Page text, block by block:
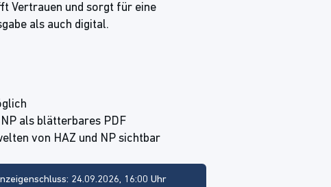
Vertrauen und sorgt für eine
als auch digital.
als blätterbares PDF
von HAZ und NP sichtbar
24.09.2026, 16:00 Uhr